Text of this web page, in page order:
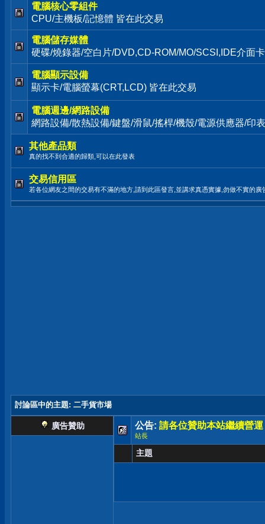
電腦核心零組件
CPU/主機板/記憶體 皆在此交易
電腦儲存媒體
硬碟/燒錄器/空白片/DVD,CD-ROM/MO/SCSI,IDE介面
電腦顯示設備
顯示卡/電腦螢幕(CRT,LCD) 皆在此交易
電腦週邊/網路設備
網路設備/散熱設備/鍵盤/滑鼠/搖桿/機殼/電源供應器/印
其他產品類
真的找不到合適的歸類,可以在此發表
交易信用區
若各位網友之間的交易有不滿的地方,請到此區發言,並講求真憑實據,勿做不實的廣
討論區中的主題: 二手貨市場
廣告贊助 公告: 請各位贊助本站繼續營運
站長
主題